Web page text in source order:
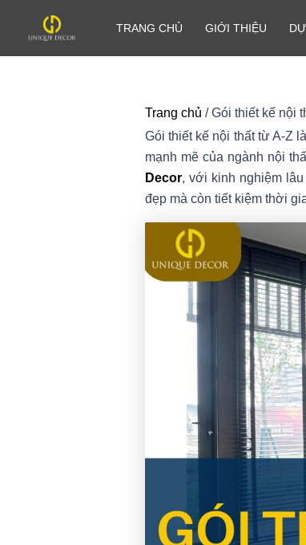
TRANG CHỦ GIỚI THIỆU
Trang chủ /Gói thiết kế nội
Gói thiết kế nội thất từ A-Z
mạnh mẽ của ngành nội
Decor, với kinh nghiệm
đẹp mà còn tiết kiệm thời